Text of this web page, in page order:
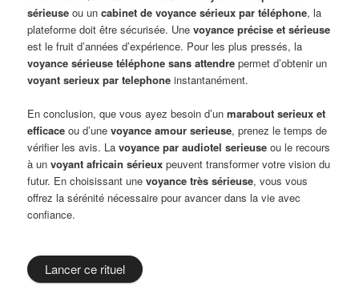
sérieuse ou uncabinet de voyance sérieux par téléphone, la
plateforme doit être sécurisée. Unevoyance précise et sérieuse
est le fruit d’années d’expérience. Pour les plus pressés, la
voyance sérieuse téléphone sans attendre permet d’obtenir un
voyant serieux par telephone instantanément.
En conclusion, que vous ayez besoin d’unmarabout serieux et
efficace ou d’unevoyance amour serieuse, prenez le temps de
vérifier les avis. Lavoyance par audiotel serieuse ou le recours
à unvoyant africain sérieux peuvent transformer votre vision du
futur. En choisissant unevoyance très sérieuse, vous vous
offrez la sérénité nécessaire pour avancer dans la vie avec
confiance.
Lancer ce rituel